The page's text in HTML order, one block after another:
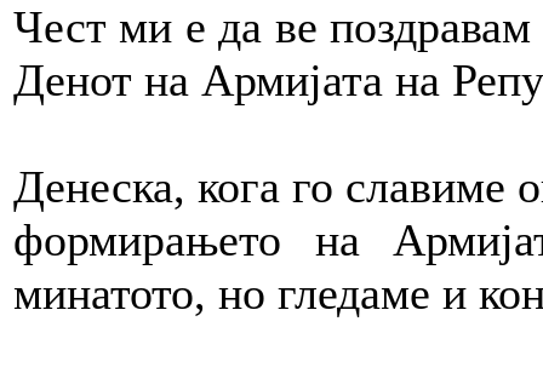
Чест ми е да ве
Денот на Армијата на
Денеска, кога го славиме
формирањето на
минатото, но гледаме и